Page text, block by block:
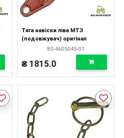
Тяга навіски ліва МТЗ
(подовжувач) оригінал
80-4605045-01
₴ 1815.0